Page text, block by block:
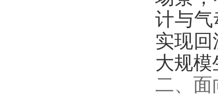
计与
实现
大规
二、面